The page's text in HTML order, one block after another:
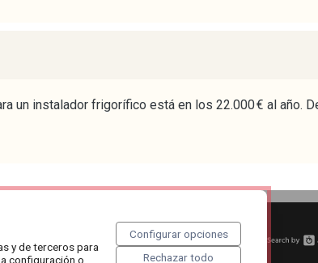
un instalador frigorífico está en los 22.000 € al año.
publica tu curso
y de terceros para
configuración o
Configurar opciones
Rechazar todo